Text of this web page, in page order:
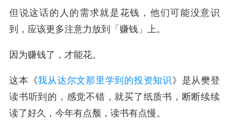
但说这话的人的需求就是花钱，他们可能没意识
到，应该更多注意力放到「赚钱」上。
因为赚钱了，才能花。
这本《我从达尔文那里学到的投资知识 》是从樊登
读书听到的，感觉不错，就买了纸质书，断断续续
读了好久，今年有点颓，读书有点慢。